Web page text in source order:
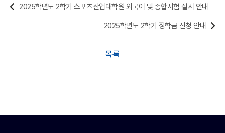
2025학년도 2학기 스포츠산업대학원 외국어 및 종합시험 실시 안내
목록
2025학년도 2학기 장학금 신청 안내